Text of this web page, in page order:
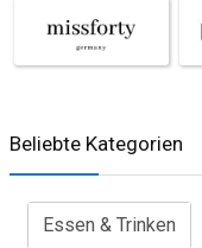
Beliebte Kategorien
Essen & Trinken